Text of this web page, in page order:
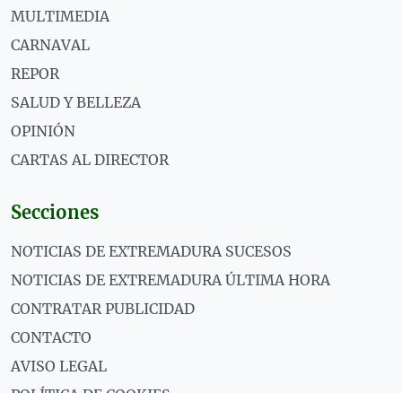
MULTIMEDIA
CARNAVAL
REPOR
SALUD Y BELLEZA
OPINIÓN
CARTAS AL DIRECTOR
Secciones
NOTICIAS DE EXTREMADURA SUCESOS
NOTICIAS DE EXTREMADURA ÚLTIMA HORA
CONTRATAR PUBLICIDAD
CONTACTO
AVISO LEGAL